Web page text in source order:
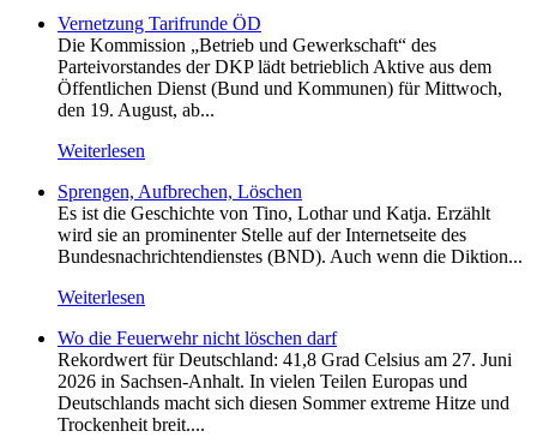
Vernetzung Tarifrunde ÖD
Die Kommission „Betrieb und Gewerkschaft“ des
Parteivorstandes der DKP lädt betrieblich Aktive aus dem
Öffentlichen Dienst (Bund und Kommunen) für Mittwoch,
den 19. August, ab...
Weiterlesen
Sprengen, Aufbrechen, Löschen
Es ist die Geschichte von Tino, Lothar und Katja. Erzählt
wird sie an prominenter Stelle auf der Internetseite des
Bundesnachrichtendienstes (BND). Auch wenn die Diktion...
Weiterlesen
Wo die Feuerwehr nicht löschen darf
Rekordwert für Deutschland: 41,8 Grad Celsius am 27. Juni
2026 in Sachsen-Anhalt. In vielen Teilen Europas und
Deutschlands macht sich diesen Sommer extreme Hitze und
Trockenheit breit....